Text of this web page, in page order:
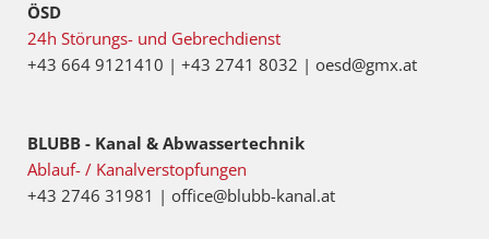
ÖSD
24h Störungs- und Gebrechdienst
+43 664 9121410 | +43 2741 8032 | oesd@gmx.at
BLUBB - Kanal & Abwassertechnik
Ablauf- / Kanalverstopfungen
+43 2746 31981 | office@blubb-kanal.at